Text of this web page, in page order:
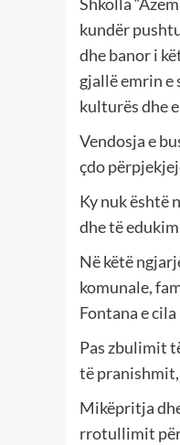
kundër
dhe banor i
gjallë emrin e
kulturës dhe
Vendosja e
çdo
Ky nuk është
dhe të
Në këtë
komunale,
Fontana e
Pas zbulimit
të pranishmit,
Mikëpritja
rrotullimit për